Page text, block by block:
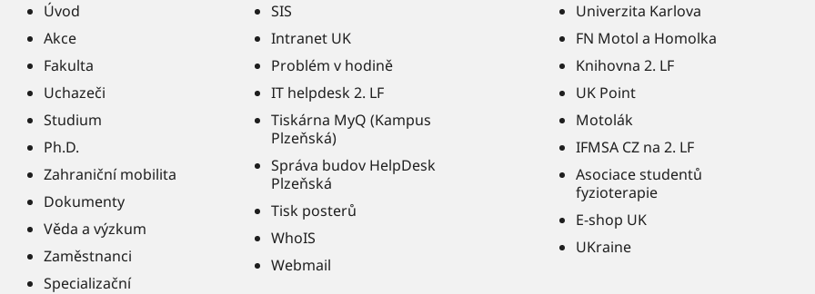
Úvod
Akce
Fakulta
Uchazeči
Studium
Ph.D.
Zahraniční mobilita
Dokumenty
Věda a výzkum
Zaměstnanci
Specializační
SIS
Intranet UK
Problém v hodině
IT helpdesk 2. LF
Tiskárna MyQ (Kampus
Plzeňská)
Správa budov HelpDesk
Plzeňská
Tisk posterů
WhoIS
Webmail
Univerzita Karlova
FN Motol a Homolka
Knihovna 2. LF
UK Point
Motolák
IFMSA CZ na 2. LF
Asociace studentů
fyzioterapie
E-shop UK
UKraine